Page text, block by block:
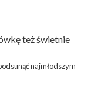
też świetnie
najmłodszym